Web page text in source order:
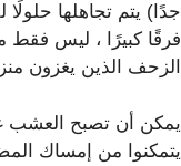
جدًا) يتم تجاهلها
فرقًا كبيرًا ، ليس
الزحف الذين يغزون
يمكن أن تصبح العشب
يتمكنوا من إمساك